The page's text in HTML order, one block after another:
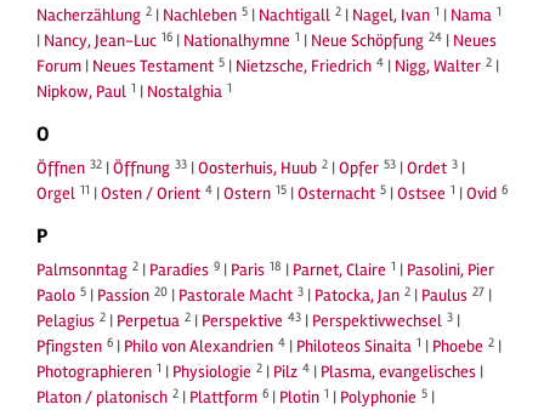
Nacherzählung 2 | Nachleben 5 | Nachtigall 2 | Nagel, Ivan 1 | Nama 1
| Nancy, Jean-Luc 16 | Nationalhymne 1 | Neue Schöpfung 24 | Neues
Forum | Neues Testament 5 | Nietzsche, Friedrich 4 | Nigg, Walter 2 |
Nipkow, Paul 1 | Nostalghia 1
O
Öffnen 32 |Öffnung 33 |Oosterhuis, Huub 2 |Opfer 53 |Ordet 3 |
Orgel 11 |Osten / Orient 4 |Ostern 15 |Osternacht 5 |Ostsee 1 |Ovid 6
P
Palmsonntag 2 | Paradies 9 | Paris 18 | Parnet, Claire 1 | Pasolini, Pier
Paolo 5 | Passion 20 | Pastorale Macht 3 | Patocka, Jan 2 | Paulus 27 |
Pelagius 2 | Perpetua 2 | Perspektive 43 | Perspektivwechsel 3 |
Pfingsten 6 | Philo von Alexandrien 4 | Philoteos Sinaita 1 | Phoebe 2 |
Photographieren 1 | Physiologie 2 | Pilz 4 | Plasma, evangelisches |
Platon / platonisch 2 | Plattform 6 | Plotin 1 | Polyphonie 5 |